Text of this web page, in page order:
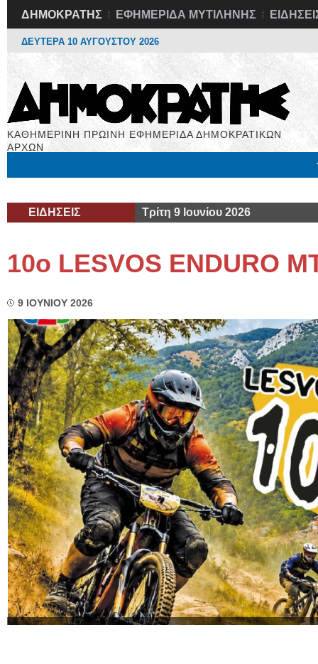
ΔΗΜΟΚΡΑΤΗΣ ΕΦΗΜΕΡΙΔΑ ΜΥΤΙΛΗΝΗΣ
ΔΕΥΤΕΡΑ 10 ΑΥΓΟΥΣΤΟΥ 2026
ΚΑΘΗΜΕΡΙΝΗ ΠΡΩΙΝΗ ΕΦΗΜΕΡΙΔΑ ΔΗΜΟΚΡΑΤΙΚΩΝ
ΑΡΧΩΝ
ΕΙΔΗΣΕΙΣ Τρίτη 9 Ιουνίου 2026
10ο LESVOS ENDURO
9 ΙΟΥΝΙΟΥ 2026